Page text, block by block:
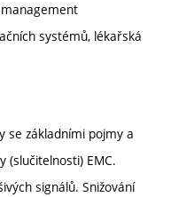
systémů, lékařská
se základními pojmy a
(slučitelnosti) EMC.
signálů. Snižování